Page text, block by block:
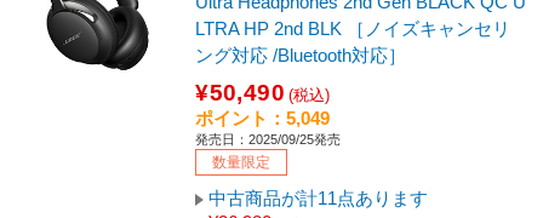
LTRA HP 2nd BLK ［ノイズキャンセリ
ング対応 /Bluetooth対応］
¥50,490 (税込)
ポイント：5,049
発売日：2025/09/25発売
数量限定
中古商品が計11点あります